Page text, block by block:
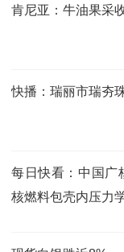
肯尼亚：牛油果采
快播：瑞丽市瑞夯
每日快看：中国广
核燃料包壳内压力